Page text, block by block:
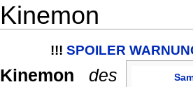
Kinemon
!!!SPOILER
Kinemon
des